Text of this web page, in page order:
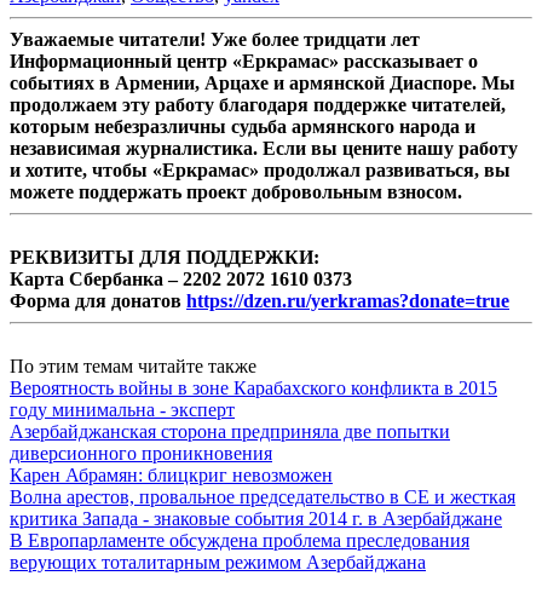
Уважаемые читатели! Уже более тридцати лет
Информационный центр «Еркрамас» рассказывает о
событиях в Армении, Арцахе и армянской Диаспоре. Мы
продолжаем эту работу благодаря поддержке читателей,
которым небезразличны судьба армянского народа и
независимая журналистика. Если вы цените нашу работу
и хотите, чтобы «Еркрамас» продолжал развиваться, вы
можете поддержать проект добровольным взносом.
РЕКВИЗИТЫ ДЛЯ ПОДДЕРЖКИ:
Карта Сбербанка – 2202 2072 1610 0373
Форма для донатов https://dzen.ru/yerkramas?donate=true
По этим темам читайте также
Вероятность войны в зоне Карабахского конфликта в 2015
году минимальна - эксперт
Азербайджанская сторона предприняла две попытки
диверсионного проникновения
Карен Абрамян: блицкриг невозможен
Волна арестов, провальное председательство в СЕ и жесткая
критика Запада - знаковые события 2014 г. в Азербайджане
В Европарламенте обсуждена проблема преследования
верующих тоталитарным режимом Азербайджана